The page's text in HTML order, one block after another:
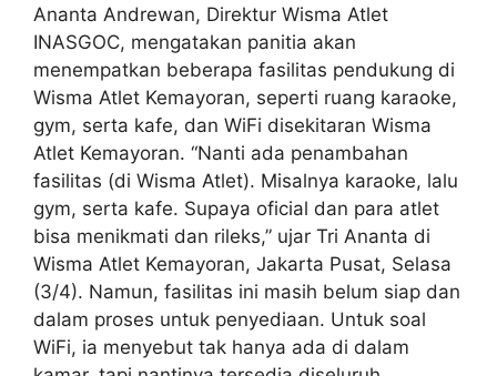
Ananta Andrewan, Direktur Wisma Atlet
INASGOC, mengatakan panitia akan
menempatkan beberapa fasilitas pendukung di
Wisma Atlet Kemayoran, seperti ruang karaoke,
gym, serta kafe, dan WiFi disekitaran Wisma
Atlet Kemayoran. “Nanti ada penambahan
fasilitas (di Wisma Atlet). Misalnya karaoke, lalu
gym, serta kafe. Supaya oficial dan para atlet
bisa menikmati dan rileks,” ujar Tri Ananta di
Wisma Atlet Kemayoran, Jakarta Pusat, Selasa
(3/4). Namun, fasilitas ini masih belum siap dan
dalam proses untuk penyediaan. Untuk soal
WiFi, ia menyebut tak hanya ada di dalam